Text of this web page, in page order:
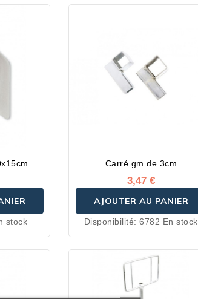
stock
Carré gm de 3cm
3,47 €
AJOUTER AU PANIER
Disponibilité:6782 En stock